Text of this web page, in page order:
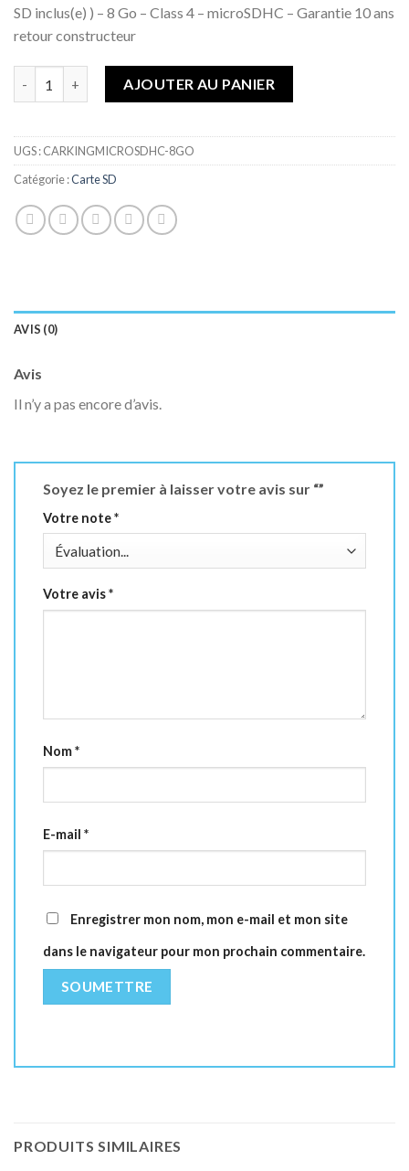
à la liste
SD inclus(e) ) – 8 Go – Class 4 – microSDHC – Garantie 10 ans
retour constructeur
AJOUTER AU PANIER
UGS :CARKINGMICROSDHC-8GO
Catégorie :Carte SD
AVIS (0)
Avis
Il n’y a pas encore d’avis.
Soyez le premier à laisser votre avis sur “”
Votre note*
Votre avis*
Nom*
E-mail *
Enregistrer mon nom, mon e-mail et mon site
dans le navigateur pour mon prochain commentaire.
PRODUITS SIMILAIRES